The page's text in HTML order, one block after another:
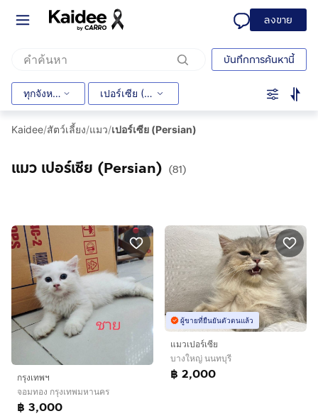
ลงขาย
บันทึกการค้นหานี้
ทุกจังหวัด เปอร์เซีย (Persian)
Kaidee/สัตว์เลี้ยง/แมว/เปอร์เซีย (Persian)
แมว เปอร์เซีย (Persian) (81)
กรุงเทพฯ​
จอมทอง กรุงเทพมหานคร
฿ 3,000
ผู้ขายที่ยืนยันตัวตนแล้ว
แมวเปอร์เซีย
บางใหญ่ นนทบุรี
฿ 2,000